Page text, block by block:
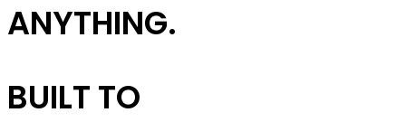
ANYTHING.
BUILT TO